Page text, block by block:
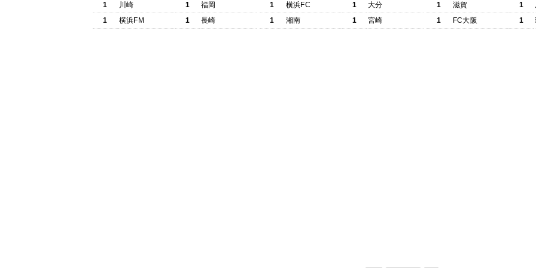
1
川崎 1
福岡
1
横浜FM 1 長崎
1
横浜FC 1
大分
1
湘南 1 宮崎
1
滋賀 1
1
FC大阪 1